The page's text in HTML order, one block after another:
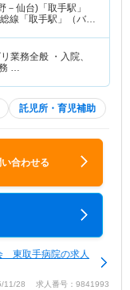
－仙台)「取手駅」
線「取手駅」（バ
業務全般 ・入院、
…
託児所・育児補助
合わせる
東取手病院の求人
11/28 求人番号：9841993